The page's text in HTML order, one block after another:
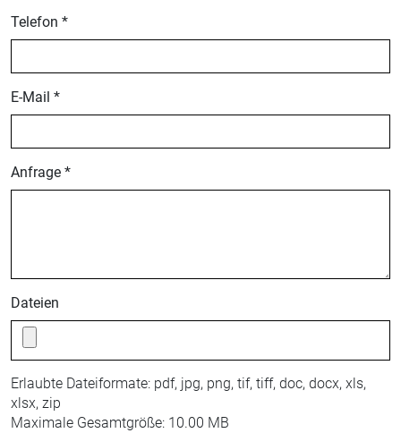
Telefon *
E-Mail *
Anfrage *
Dateien
Erlaubte Dateiformate: pdf, jpg, png, tif, tiff, doc, docx, xls,
xlsx, zip
Maximale Gesamtgröße: 10.00 MB